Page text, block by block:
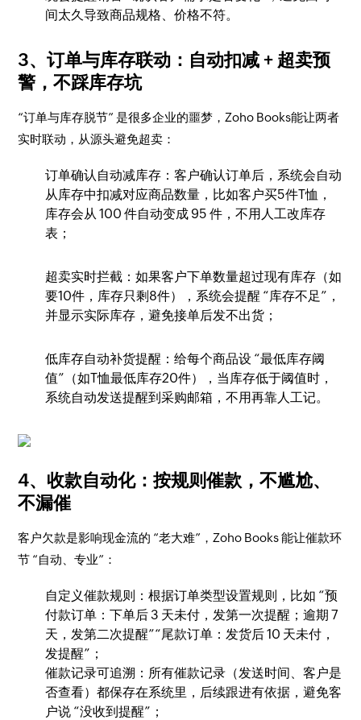
间太久导致商品规格、价格不符。​
3、订单与库存联动：自动扣减 + 超卖预
警，不踩库存坑​
“订单与库存脱节” 是很多企业的噩梦，Zoho Books能让两者
实时联动，从源头避免超卖：​
订单确认自动减库存：客户确认订单后，系统会自动
从库存中扣减对应商品数量，比如客户买5件T恤，
库存会从 100 件自动变成 95 件，不用人工改库存
表；​
超卖实时拦截：如果客户下单数量超过现有库存（如
要10件，库存只剩8件），系统会提醒 “库存不足”，
并显示实际库存，避免接单后发不出货；​
低库存自动补货提醒：给每个商品设 “最低库存阈
值”（如T恤最低库存20件），当库存低于阈值时，
系统自动发送提醒到采购邮箱，不用再靠人工记。​
4、收款自动化：按规则催款，不尴尬、
不漏催​
客户欠款是影响现金流的 “老大难”，Zoho Books 能让催款环
节 “自动、专业”：​
自定义催款规则：根据订单类型设置规则，比如 “预
付款订单：下单后 3 天未付，发第一次提醒；逾期 7
天，发第二次提醒”“尾款订单：发货后 10 天未付，
发提醒”；​
催款记录可追溯：所有催款记录（发送时间、客户是
否查看）都保存在系统里，后续跟进有依据，避免客
户说 “没收到提醒”；​